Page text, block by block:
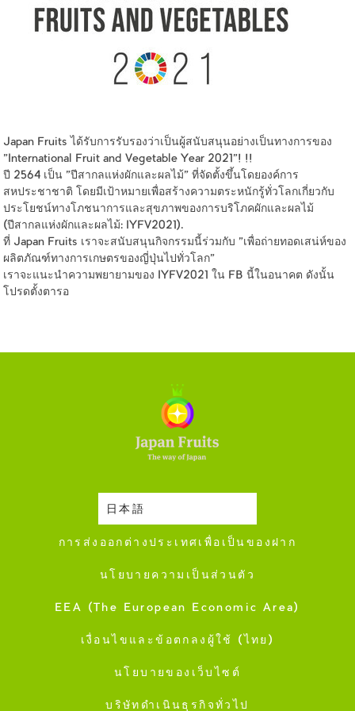
Japan Fruits ได้รับการรับรองว่าเป็นผู้สนับสนุนอย่างเป็นทางการของ
"International Fruit and Vegetable Year 2021"! !!
ปี 2564 เป็น "ปีสากลแห่งผักและผลไม้" ที่จัดตั้งขึ้นโดยองค์การ
สหประชาชาติ โดยมีเป้าหมายเพื่อสร้างความตระหนักรู้ทั่วโลกเกี่ยวกับ
ประโยชน์ทางโภชนาการและสุขภาพของการบริโภคผักและผลไม้
(ปีสากลแห่งผักและผลไม้: IYFV2021).
ที่ Japan Fruits เราจะสนับสนุนกิจกรรมนี้ร่วมกับ "เพื่อถ่ายทอดเสน่ห์ของ
ผลิตภัณฑ์ทางการเกษตรของญี่ปุ่นไปทั่วโลก"
เราจะแนะนำความพยายามของ IYFV2021 ใน FB นี้ในอนาคต ดังนั้น
โปรดตั้งตารอ
日本語
ปฎิทินการเก็บเกี่ยว
การส่งออกต่างประเทศเพื่อเป็นของฝาก
นโยบายความเป็นส่วนตัว
EEA (The European Economic Area)
เงื่อนไขและข้อตกลงผู้ใช้ (ไทย)
นโยบายของเว็บไซต์
บริษัทดำเนินธุรกิจทั่วไป